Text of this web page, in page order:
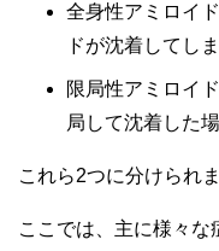
全身性アミロイ
ドが沈着してし
限局性アミロイ
局して沈着した
これら2つに分けられま
ここでは、主に様々